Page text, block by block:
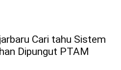
Cari tahu Sistem
Dipungut PTAM